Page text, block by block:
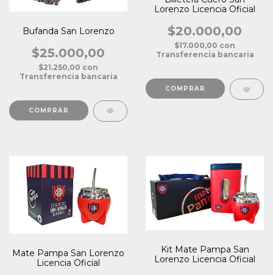
Bufanda San Lorenzo
$25.000,00
$21.250,00 con
Transferencia bancaria
COMPRAR
Lorenzo Licencia Oficial
$20.000,00
$17.000,00 con
Transferencia bancaria
Mate Pampa San Lorenzo
Licencia Oficial
Kit Mate Pampa San
Lorenzo Licencia Oficial